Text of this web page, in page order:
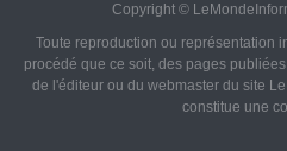
Copyright ©
Toute reproduction ou représentation
procédé que ce soit, des pages
de l'éditeur ou du webmaster du site
constitue une